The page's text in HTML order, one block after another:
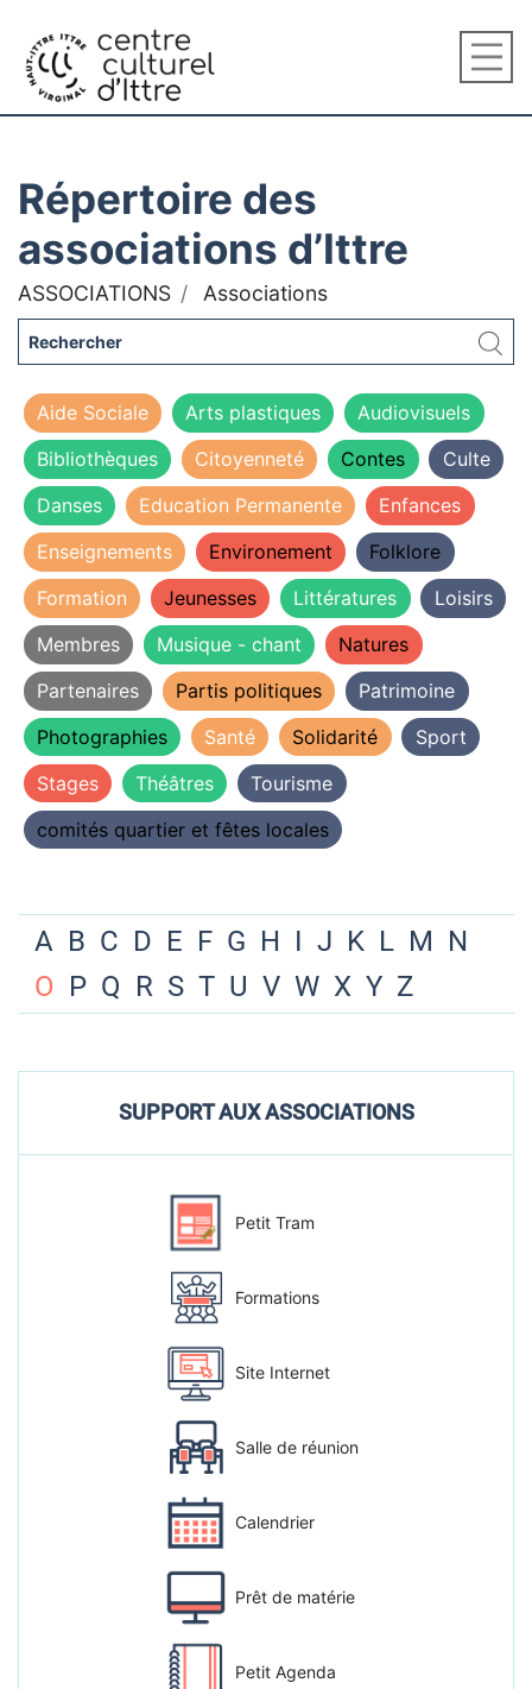
Répertoire des
associations d’Ittre
ASSOCIATIONS Associations
Aide Sociale Arts plastiques
Audiovisuels
Bibliothèques
Citoyenneté Contes
Culte
Danses
Education Permanente
Enfances
Enseignements
Environement
Folklore
Formation
Jeunesses Littératures
Loisirs
Membres
Musique - chant
Natures
Partenaires
Partis politiques
Patrimoine
Photographies
Santé Solidarité
Sport
Stages
Théâtres
Tourisme
comités quartier et fêtes locales
A B C D E F G H I J K L M N
O P Q R S T U V W X Y Z
SUPPORT AUX ASSOCIATIONS
Petit Tram
Formations
Site Internet
Salle de réunion
Calendrier
Prêt de matérie
Petit Agenda